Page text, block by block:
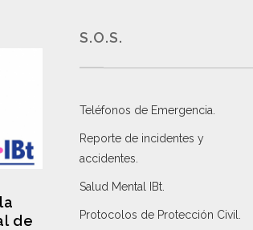
de
S.O.S.
Teléfonos de Emergencia.
Reporte de incidentes y
accidentes
Salud Mental IBt
Protocolos de Protección Civil